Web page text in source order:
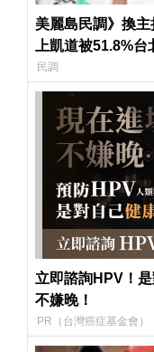
美麗島民調》換
上凱道被51.8%台
民調
立即諮詢HPV！
不嫌晚！
PR（台灣癌症基金會）